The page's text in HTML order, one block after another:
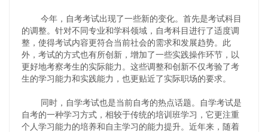
今年，自考考试出现了一些新的变化。首先是考试科目
的调整。针对不同专业和学科领域，自考科目进行了适度调
整，使得考试内容更符合当前社会的需求和发展趋势。此
外，考试的方式也有所创新，增加了一些实践操作环节，以
更好地考察考生的实际能力。这些调整和创新不仅考验了考
生的学习能力和实践能力，也更贴近了实际职场的要求。
同时，自学考试也是当前自考的热点话题。自学考试是
自考的一种学习方式，相较于传统的培训班学习，它更注重
个人学习能力的培养和自主学习的能力提升。近年来，随着